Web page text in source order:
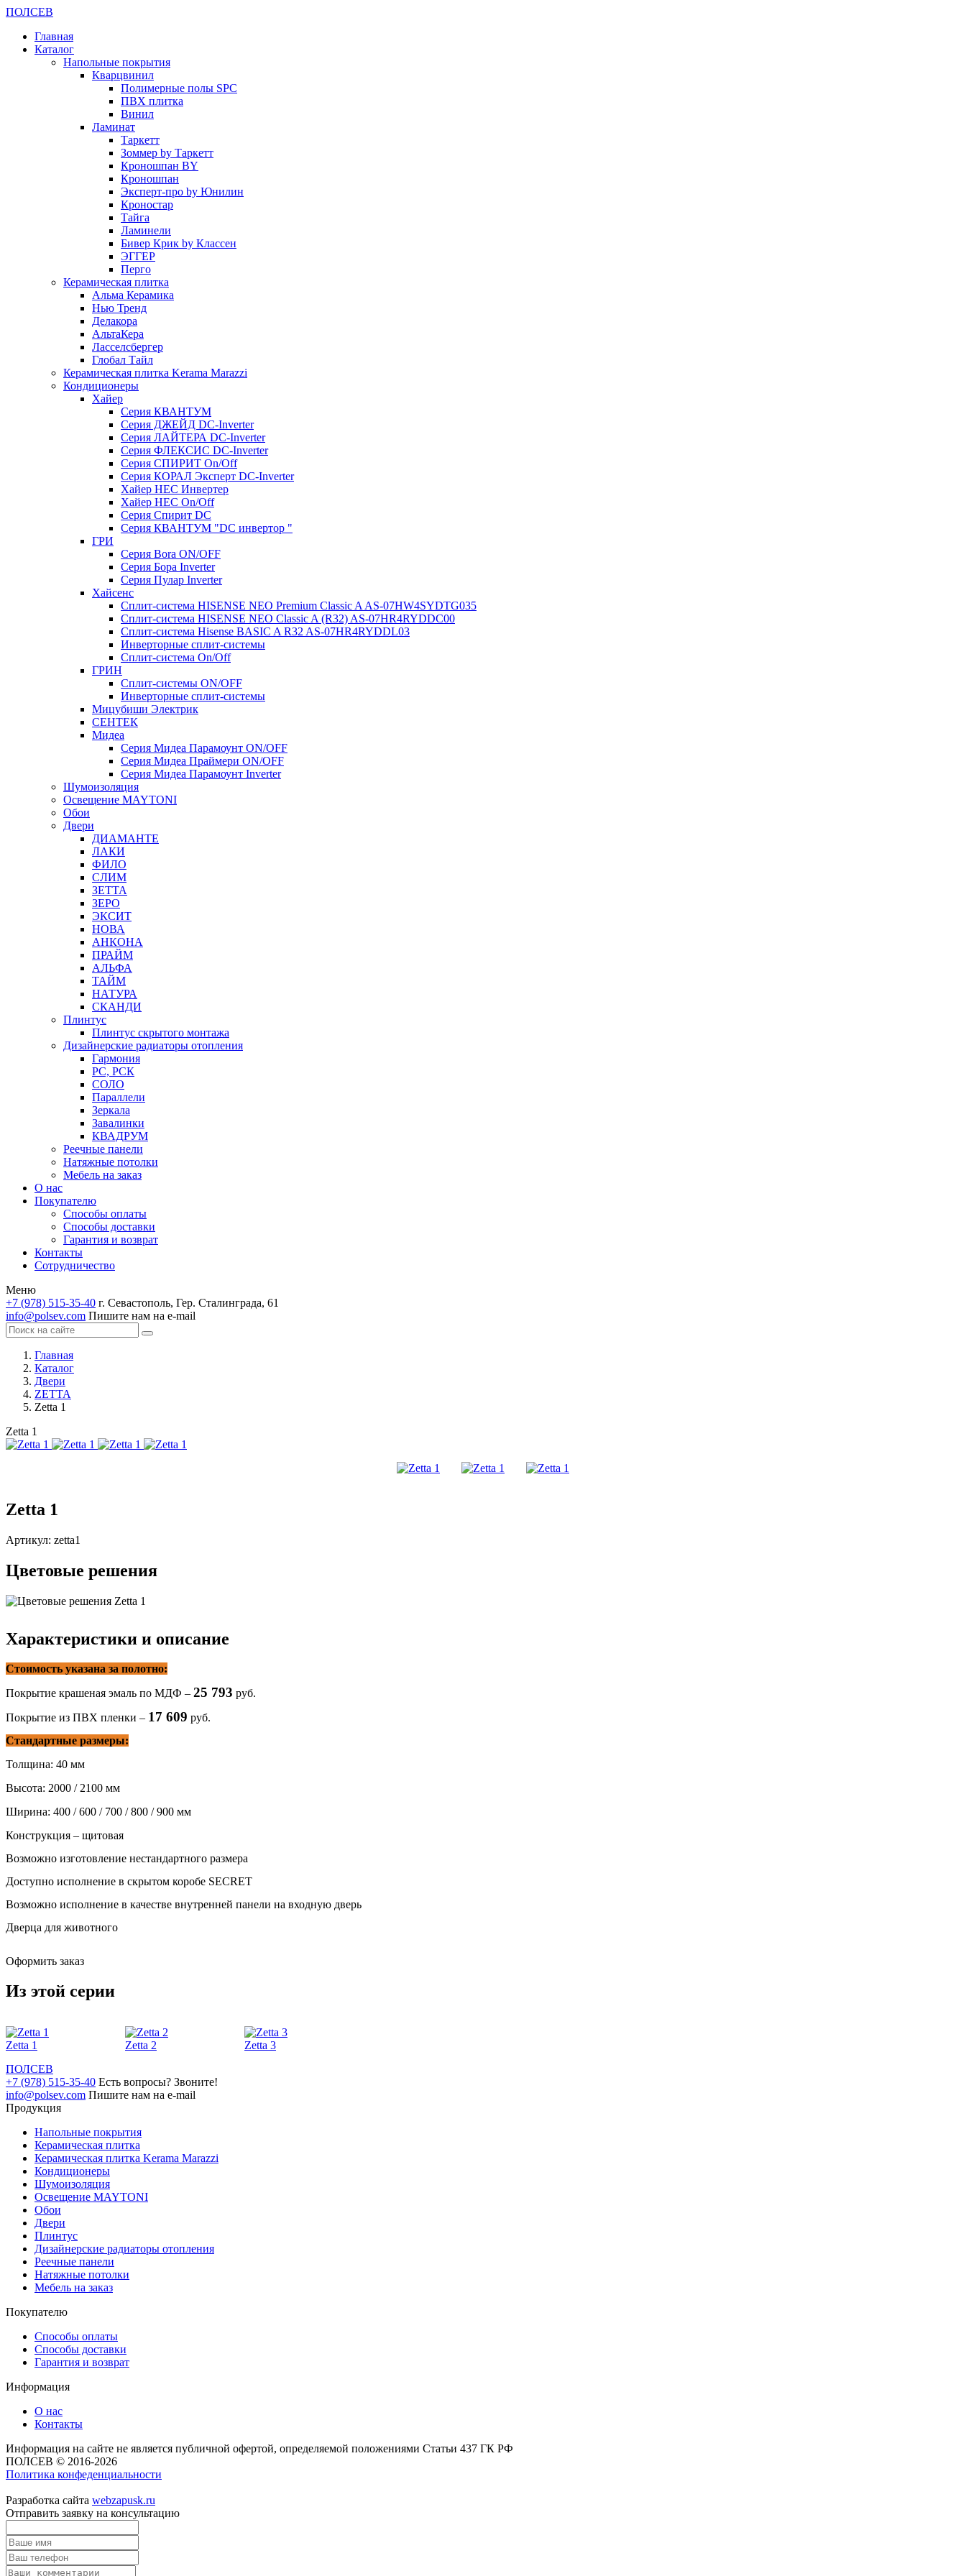
ПОЛСЕВ
Главная
Каталог
Напольные покрытия
Кварцвинил
Полимерные полы SPC
ПВХ плитка
Винил
Ламинат
Таркетт
Зоммер by Таркетт
Кроношпан BY
Кроношпан
Эксперт-про by Юнилин
Кроностар
Тайга
Ламинели
Бивер Крик by Классен
ЭГГЕР
Перго
Керамическая плитка
Альма Керамика
Нью Тренд
Делакора
АльтаКера
Ласселсбергер
Глобал Тайл
Керамическая плитка Kerama Marazzi
Кондиционеры
Хайер
Серия КВАНТУМ
Серия ДЖЕЙД DC-Inverter
Серия ЛАЙТЕРА DC-Inverter
Серия ФЛЕКСИС DC-Inverter
Серия СПИРИТ On/Off
Серия КОРАЛ Эксперт DC-Inverter
Хайер HEC Инвертер
Хайер HEC On/Off
Серия Спирит DC
Серия КВАНТУМ "DC инвертор "
ГРИ
Серия Bora ON/OFF
Серия Бора Inverter
Серия Пулар Inverter
Хайсенс
Сплит-система HISENSE NEO Premium Classic A AS-07HW4SYDTG035
Сплит-система HISENSE NEO Classic A (R32) AS-07HR4RYDDC00
Сплит-система Hisense BASIC A R32 AS-07HR4RYDDL03
Инверторные сплит-системы
Сплит-система On/Off
ГРИН
Сплит-системы ON/OFF
Инверторные сплит-системы
Мицубиши Электрик
СЕНТЕК
Мидеа
Серия Мидеа Парамоунт ON/OFF
Серия Мидеа Праймери ON/OFF
Серия Мидеа Парамоунт Inverter
Шумоизоляция
Освещение MAYTONI
Обои
Двери
ДИАМАНТЕ
ЛАКИ
ФИЛО
СЛИМ
ЗЕТТА
ЗЕРО
ЭКСИТ
НОВА
АНКОНА
ПРАЙМ
АЛЬФА
ТАЙМ
НАТУРА
СКАНДИ
Плинтус
Плинтус скрытого монтажа
Дизайнерские радиаторы отопления
Гармония
РС, РСК
СОЛО
Параллели
Зеркала
Завалинки
КВАДРУМ
Реечные панели
Натяжные потолки
Мебель на заказ
О нас
Покупателю
Способы оплаты
Способы доставки
Гарантия и возврат
Контакты
Сотрудничество
Меню
+7 (978) 515-35-40 г. Севастополь, Гер. Сталинграда, 61
info@polsev.com Пишите нам на e-mail
Главная
Каталог
Двери
ZETTA
Zetta 1
Zetta 1
Zetta 1
Артикул: zetta1
Цветовые решения
Характеристики и описание
Стоимость указана за полотно:
Покрытие крашеная эмаль по МДФ – 25 793 руб.
Покрытие из ПВХ пленки – 17 609 руб.
Стандартные размеры:
Толщина: 40 мм
Высота: 2000 / 2100 мм
Ширина: 400 / 600 / 700 / 800 / 900 мм
Конструкция – щитовая
Возможно изготовление нестандартного размера
Доступно исполнение в скрытом коробе SECRET
Возможно исполнение в качестве внутренней панели на входную дверь
Дверца для животного
Оформить заказ
Из этой серии
Zetta 1 Zetta 2
Zetta 3
ПОЛСЕВ
+7 (978) 515-35-40 Есть вопросы? Звоните!
info@polsev.com Пишите нам на e-mail
Продукция
Напольные покрытия
Керамическая плитка
Керамическая плитка Kerama Marazzi
Кондиционеры
Шумоизоляция
Освещение MAYTONI
Обои
Двери
Плинтус
Дизайнерские радиаторы отопления
Реечные панели
Натяжные потолки
Мебель на заказ
Покупателю
Способы оплаты
Способы доставки
Гарантия и возврат
Информация
О нас
Контакты
Информация на сайте не является публичной офертой, определяемой положениями Статьи 437 ГК РФ
ПОЛСЕВ © 2016-2026
Политика конфеденциальности
Разработка сайта webzapusk.ru
Отправить заявку на консультацию